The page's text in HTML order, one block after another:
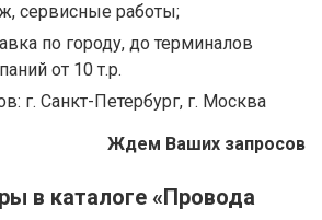
сервисные работы;
по городу, до терминалов
от 10 т.р.
г. Санкт-Петербург, г. Москва
Ждем Ваших запросов
в каталоге «Провода